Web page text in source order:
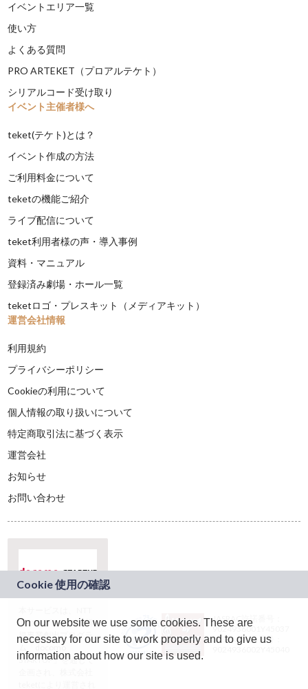
イベントエリア一覧
使い方
よくある質問
PRO ARTEKET（プロアルテケト）
シリアルコード受け取り
イベント主催者様へ
teket(テケト)とは？
イベント作成の方法
ご利用料金について
teketの機能ご紹介
ライブ配信について
teket利用者様の声・導入事例
資料・マニュアル
登録済み劇場・ホール一覧
teketロゴ・プレスキット（メディアキット）
運営会社情報
利用規約
プライバシーポリシー
Cookieの利用について
個人情報の取り扱いについて
特定商取引法に基づく表示
運営会社
お知らせ
お問い合わせ
ドコモグループの新
規事業創出プログラ
ム「docomo
STARTUP」を通じて
JASRAC許諾番号：
9024936001Y45037
JASRAC許諾番号：
On our website we use some cookies. These are
necessary for our site to work properly and to give us
information about how our site is used.